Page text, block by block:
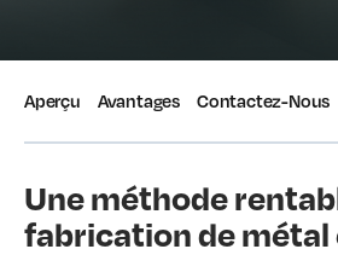
Aperçu Avantages Contactez-Nous
Une méthode
fabrication de métal